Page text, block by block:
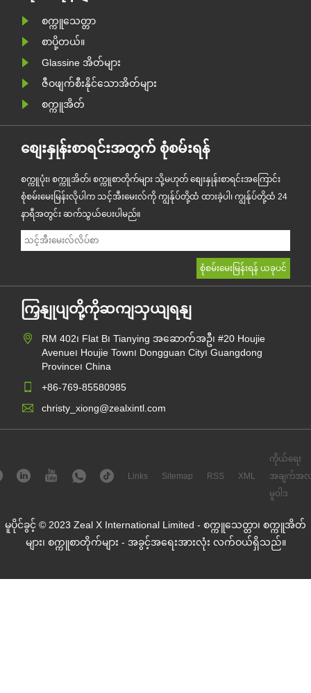
စက္ကူသေတ္တာ
စာပို့တယ်။
Glassine အိတ်များ
ဇီဝဖျက်စီးနိုင်သောအိတ်များ
စက္ကူအိတ်
စျေးနှုန်းစာရင်းအတွက် စုံစမ်းရန်
စက္ကူပုံး၊ စက္ကူအိတ်၊ စက္ကူစာတိုက်များ သို့မဟုတ် စျေးနှုန်းစာရင်းအကြောင်း
စုံစမ်းမေးမြန်းလိုပါက သင့်အီးမေးလ်ကို ကျွန်ုပ်တို့ထံ ထားခဲ့ပါ၊ ကျွန်ုပ်တို့ထံ 24
နာရီအတွင်း ဆက်သွယ်ပေးပါမည်။
ကြှနျုပျတို့ကိုဆကျသှယျရနျ
RM 402၊ Flat B၊ Tianying အဆောက်အဦ၊ #20 Houjie
Avenue၊ Houjie Town၊ Dongguan City၊ Guangdong
Province၊ China
+86-769-85580985
christy_xiong@zealxintl.com
Links Sitemap RSS XML
ကိုယ်ရေး
အချက်အ
မူဝါဒ
မူပိုင်ခွင့် © 2023 Zeal X International Limited - စက္ကူသေတ္တာ၊ စက္ကူအိတ်
များ၊ စက္ကူစာတိုက်များ - အခွင့်အရေးအားလုံး လက်ဝယ်ရှိသည်။